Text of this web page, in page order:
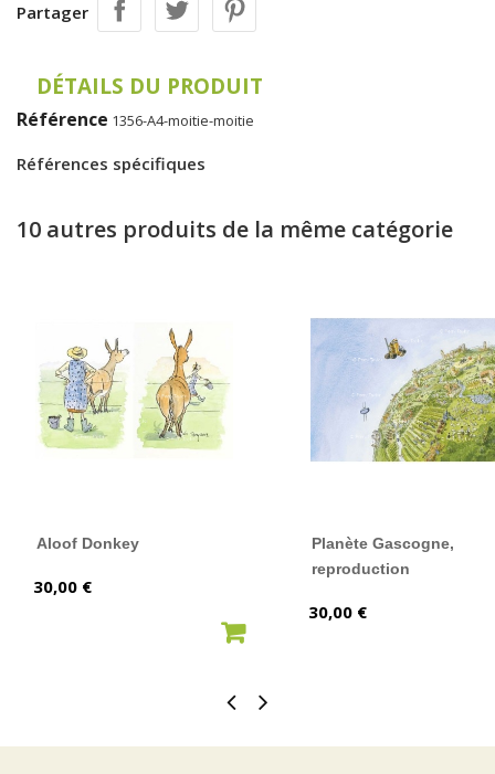
Partager
DÉTAILS DU PRODUIT
Référence 1356-A4-moitie-moitie
Références spécifiques
10 autres produits de la même catégorie
Aloof Donkey
Prix
30,00 €
Planète Gascogne,
reproduction
Prix
30,00 €